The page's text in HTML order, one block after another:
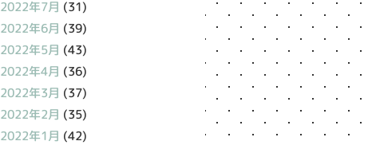
2022年7月 (31)
2022年6月 (39)
2022年5月 (43)
2022年4月 (36)
2022年3月 (37)
2022年2月 (35)
2022年1月 (42)